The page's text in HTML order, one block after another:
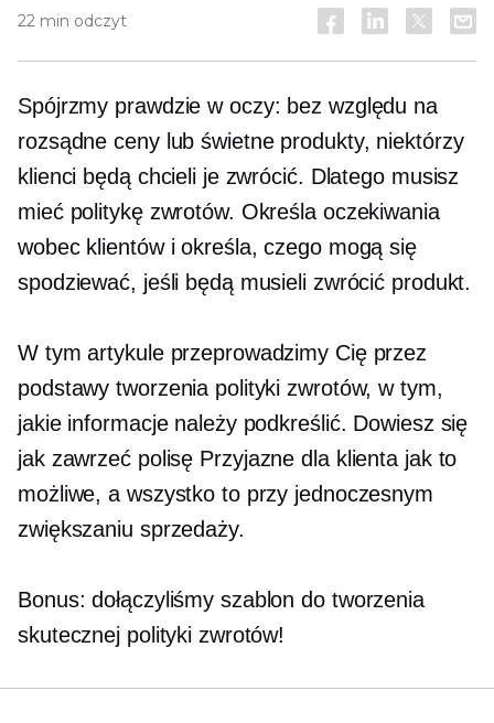
22 min odczyt
Spójrzmy prawdzie w oczy: bez względu na
rozsądne ceny lub świetne produkty, niektórzy
klienci będą chcieli je zwrócić. Dlatego musisz
mieć politykę zwrotów. Określa oczekiwania
wobec klientów i określa, czego mogą się
spodziewać, jeśli będą musieli zwrócić produkt.
W tym artykule przeprowadzimy Cię przez
podstawy tworzenia polityki zwrotów, w tym,
jakie informacje należy podkreślić. Dowiesz się
jak zawrzeć polisę Przyjazne dla klienta jak to
możliwe, a wszystko to przy jednoczesnym
zwiększaniu sprzedaży.
Bonus: dołączyliśmy szablon do tworzenia
skutecznej polityki zwrotów!